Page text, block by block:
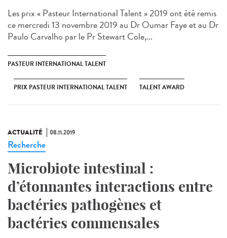
Les prix « Pasteur International Talent » 2019 ont été remis
ce mercredi 13 novembre 2019 au Dr Oumar Faye et au Dr
Paulo Carvalho par le Pr Stewart Cole,...
PASTEUR INTERNATIONAL TALENT
PRIX PASTEUR INTERNATIONAL TALENT TALENT AWARD
ACTUALITÉ 08.11.2019
Recherche
Microbiote intestinal :
d’étonnantes interactions entre
bactéries pathogènes et
bactéries commensales